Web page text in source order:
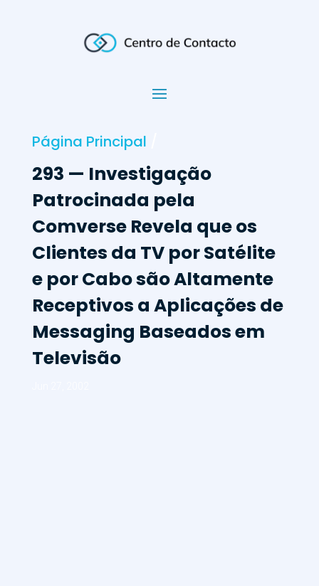
Página Principal
293 — Investigação
Patrocinada pela
Comverse Revela que os
Clientes da TV por Satélite
e por Cabo são Altamente
Receptivos a Aplicações de
Messaging Baseados em
Televisão